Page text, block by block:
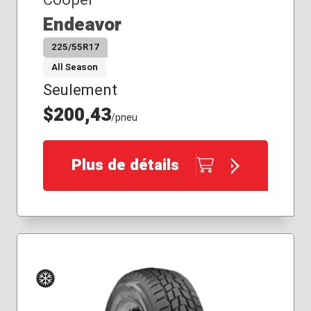
Endeavor
225/55R17
All Season
Seulement
$200,43/pneu
Plus de détails